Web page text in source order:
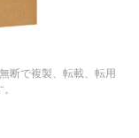
断で複製、転載、転用